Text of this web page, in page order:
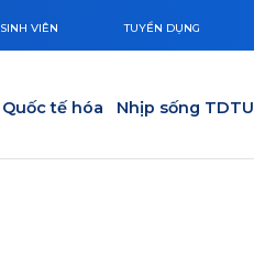
SINH VIÊN TUYỂN DỤNG
Quốc tế hóa Nhịp sống TDTU